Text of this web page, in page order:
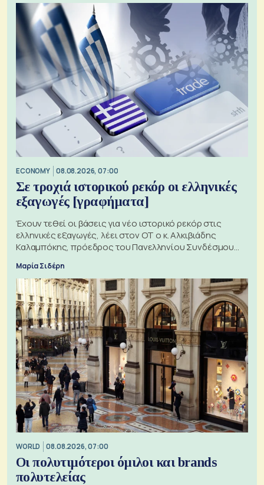
ECONOMY 08.08.2026, 07:00
Σε τροχιά ιστορικού ρεκόρ οι ελληνικές
εξαγωγές [γραφήματα]
Έχουν τεθεί οι βάσεις για νέο ιστορικό ρεκόρ στις
ελληνικές εξαγωγές, λέει στον ΟΤ ο κ. Αλκιβιάδης
Καλαμπόκης, πρόεδρος του Πανελληνίου Συνδέσμου
Μαρία Σιδέρη
WORLD 08.08.2026, 07:00
Οι πολυτιμότεροι όμιλοι και brands
πολυτελείας